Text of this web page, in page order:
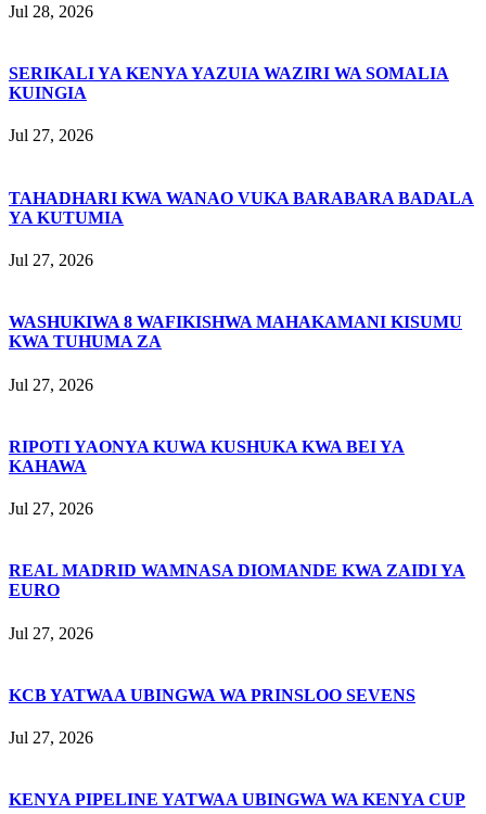
Jul 28, 2026
SERIKALI YA KENYA YAZUIA WAZIRI WA SOMALIA
KUINGIA
Jul 27, 2026
TAHADHARI KWA WANAO VUKA BARABARA BADALA
YA KUTUMIA
Jul 27, 2026
WASHUKIWA 8 WAFIKISHWA MAHAKAMANI KISUMU
KWA TUHUMA ZA
Jul 27, 2026
RIPOTI YAONYA KUWA KUSHUKA KWA BEI YA
KAHAWA
Jul 27, 2026
REAL MADRID WAMNASA DIOMANDE KWA ZAIDI YA
EURO
Jul 27, 2026
KCB YATWAA UBINGWA WA PRINSLOO SEVENS
Jul 27, 2026
KENYA PIPELINE YATWAA UBINGWA WA KENYA CUP